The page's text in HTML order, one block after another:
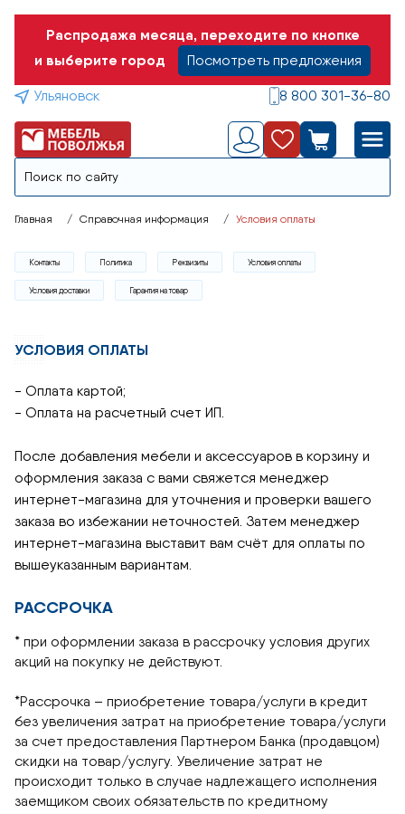
Распродажа месяца, переходите по кнопке
и выберите город
Посмотреть предложения
Ульяновск 8 800 301-36-80
Главная Справочная информация Условия оплаты
УСЛОВИЯ ОПЛАТЫ
Контакты Политика Реквизиты Условия оплаты
Условия доставки Гарантия на товар
- Оплата картой;
- Оплата на расчетный счет ИП.
После добавления мебели и аксессуаров в корзину и
оформления заказа с вами свяжется менеджер
интернет-магазина для уточнения и проверки вашего
заказа во избежании неточностей. Затем менеджер
интернет-магазина выставит вам счёт для оплаты по
вышеуказанным вариантам.
РАССРОЧКА
* при оформлении заказа в рассрочку условия других
акций на покупку не действуют.
*Рассрочка – приобретение товара/услуги в кредит
без увеличения затрат на приобретение товара/услуги
за счет предоставления Партнером Банка (продавцом)
скидки на товар/услугу. Увеличение затрат не
происходит только в случае надлежащего исполнения
заемщиком своих обязательств по кредитному